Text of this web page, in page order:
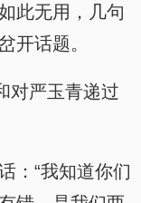
此无用，几句
开话题。
对严玉青递过
：“我知道你们